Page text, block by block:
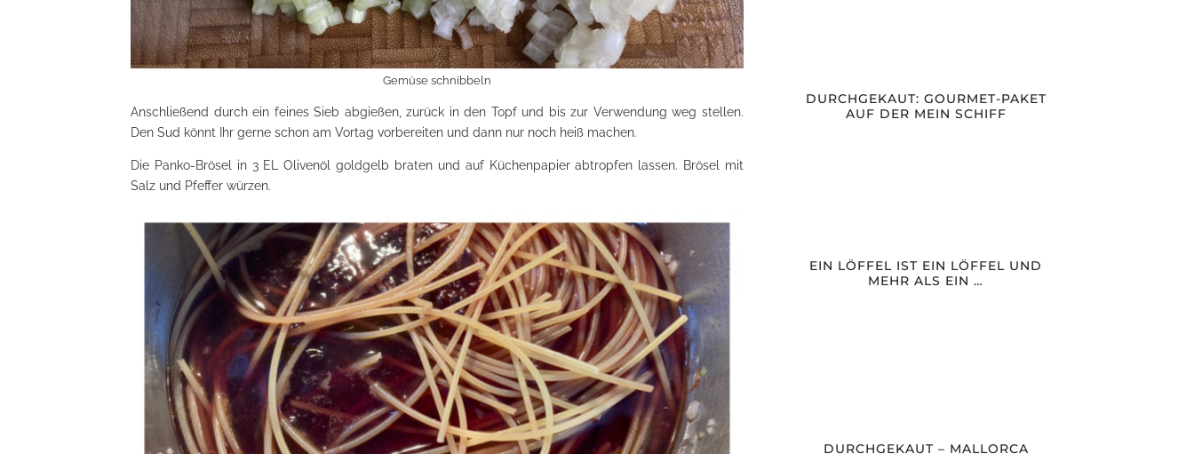
Gemüse schnibbeln
Anschließend durch ein feines Sieb abgießen, zurück in den Topf und bis zur Verwendung weg stellen.
Den Sud könnt Ihr gerne schon am Vortag vorbereiten und dann nur noch heiß machen.
Die Panko-Brösel in 3 EL Olivenöl goldgelb braten und auf Küchenpapier abtropfen lassen. Brösel mit
Salz und Pfeffer würzen.
DURCHGEKAUT: GOURMET-PAKET
AUF DER MEIN SCHIFF
EIN LÖFFEL IST EIN LÖFFEL UND
MEHR ALS EIN …
DURCHGEKAUT – MALLORCA